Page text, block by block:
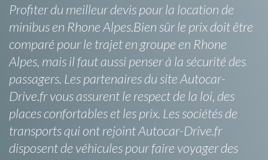
Profiter du meilleur devis pour la location de
minibus en Rhone Alpes.Bien sûr le prix doit être
comparé pour le trajet en groupe en Rhone
Alpes, mais il faut aussi penser à la sécurité des
passagers. Les partenaires du site Autocar-
Drive.fr vous assurent le respect de la loi, des
places confortables et les prix. Les sociétés de
transports qui ont rejoint Autocar-Drive.fr
disposent de véhicules pour faire voyager des